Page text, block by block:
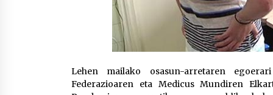
Lehen mailako osasun-arretaren
Federazioaren eta Medicus Mundiren